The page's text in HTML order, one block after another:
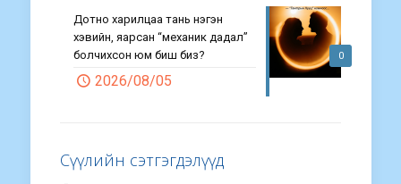
0
Дотно харилцаа тань нэгэн
хэвийн, яарсан “механик дадал”
болчихсон юм биш биз?
2026/08/05
Сүүлийн сэтгэгдэлүүд